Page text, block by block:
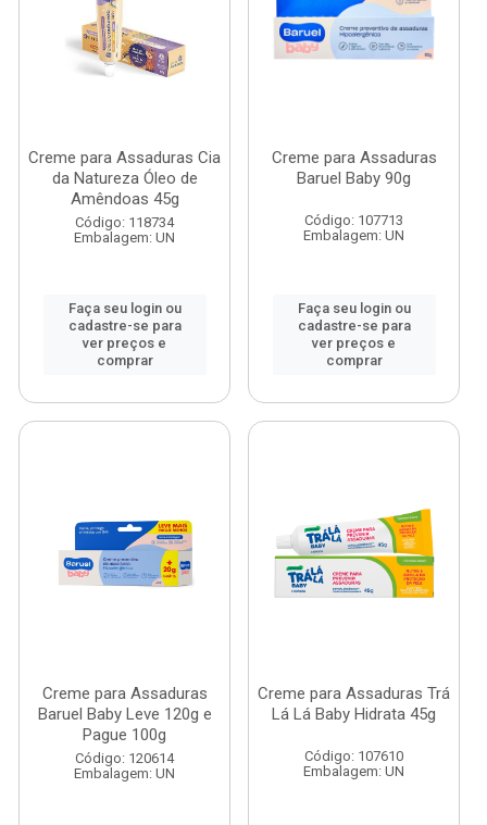
Creme para Assaduras Cia
da Natureza Óleo de
Amêndoas 45g
Código: 118734
Embalagem: UN
Faça seu login ou
cadastre-se para
ver preços e
comprar
Creme para Assaduras
Baruel Baby 90g
Código: 107713
Embalagem: UN
Faça seu login ou
cadastre-se para
ver preços e
comprar
Creme para Assaduras
Baruel Baby Leve 120g e
Pague 100g
Código: 120614
Embalagem: UN
Creme para Assaduras Trá
Lá Lá Baby Hidrata 45g
Código: 107610
Embalagem: UN